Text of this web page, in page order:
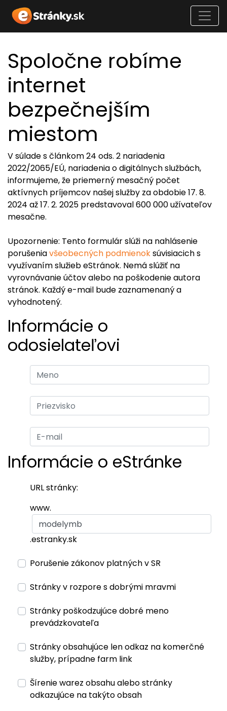
Spoločne robíme
internet
bezpečnejším
miestom
V súlade s článkom 24 ods. 2 nariadenia
2022/2065/EÚ, nariadenia o digitálnych službách,
informujeme, že priemerný mesačný počet
aktívnych príjemcov našej služby za obdobie 17. 8.
2024 až 17. 2. 2025 predstavoval 600 000 užívateľov
mesačne.
Upozornenie: Tento formulár slúži na nahlásenie
porušeniavšeobecných podmienoksúvisiacich s
využívaním služieb eStránok. Nemá slúžiť na
vyrovnávanie účtov alebo na poškodenie autora
stránok. Každý e-mail bude zaznamenaný a
vyhodnotený.
Informácie o
odosielateľovi
Informácie o eStránke
URL stránky:
www.
.estranky.sk
Porušenie zákonov platných v SR
Stránky v rozpore s dobrými mravmi
Stránky poškodzujúce dobré meno
prevádzkovateľa
Stránky obsahujúce len odkaz na komerčné
služby, prípadne farm link
Šírenie warez obsahu alebo stránky
odkazujúce na takýto obsah